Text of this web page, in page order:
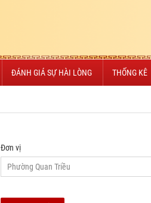
ĐÁNH GIÁ SỰ HÀI LÒNG THỐNG KÊ
Đơn vị